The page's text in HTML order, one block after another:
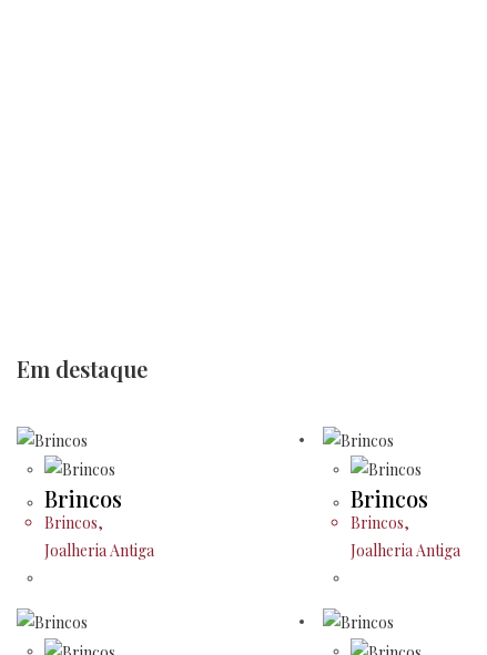
Em destaque
Brincos
Brincos,
Joalheria Antiga
Brincos
Brincos,
Joalheria Antiga